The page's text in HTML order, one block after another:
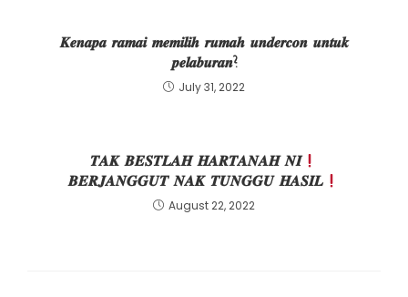
𝑲𝒆𝒏𝒂𝒑𝒂 𝒓𝒂𝒎𝒂𝒊 𝒎𝒆𝒎𝒊𝒍𝒊𝒉 𝒓𝒖𝒎𝒂𝒉 𝒖𝒏𝒅𝒆𝒓𝒄𝒐𝒏 𝒖𝒏𝒕𝒖𝒌
𝒑𝒆𝒍𝒂𝒃𝒖𝒓𝒂𝒏?
July 31, 2022
𝑻𝑨𝑲 𝑩𝑬𝑺𝑻𝑳𝑨𝑯 𝑯𝑨𝑹𝑻𝑨𝑵𝑨𝑯 𝑵𝑰
𝑩𝑬𝑹𝑱𝑨𝑵𝑮𝑮𝑼𝑻 𝑵𝑨𝑲 𝑻𝑼𝑵𝑮𝑮𝑼 𝑯𝑨𝑺𝑰𝑳
August 22, 2022